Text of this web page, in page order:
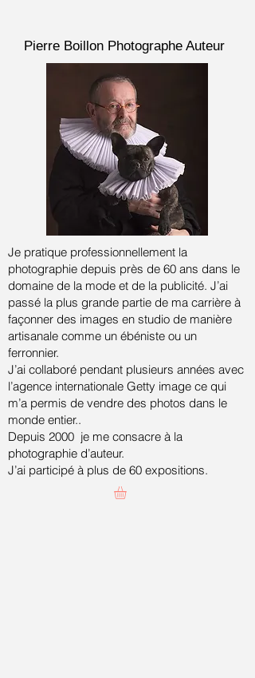
Pierre Boillon Photographe Auteur
Je pratique professionnellement la
photographie depuis près de 60 ans dans le
domaine de la mode et de la publicité. J’ai
passé la plus grande partie de ma carrière à
façonner des images en studio de manière
artisanale comme un ébéniste ou un
ferronnier.
J’ai collaboré pendant plusieurs années avec
l’agence internationale Getty image ce qui
m’a permis de vendre des photos dans le
monde entier..
Depuis 2000 je me consacre à la
photographie d’auteur.
J’ai participé à plus de 60 expositions.